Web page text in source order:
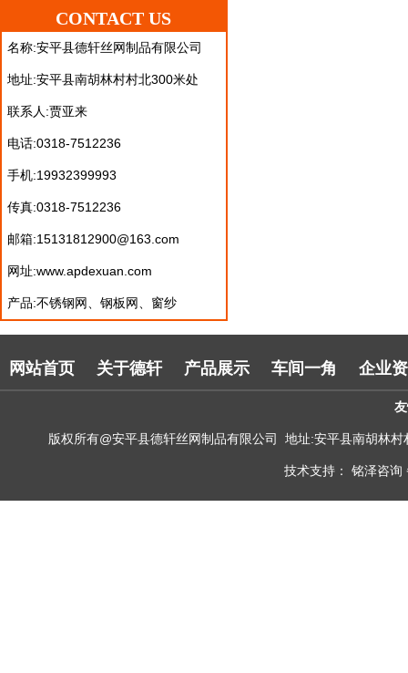
CONTACT US
名称:安平县德轩丝网制品有限公司
地址:安平县南胡林村村北300米处
联系人:贾亚来
电话:0318-7512236
手机:19932399993
传真:0318-7512236
邮箱:15131812900@163.com
网址:www.apdexuan.com
产品:不锈钢网、钢板网、窗纱
网站首页 关于德轩 产品展示 车间一角 企业
版权所有@安平县德轩丝网制品有限公司 地址:安平县南胡林
技术支持： 铭泽咨询